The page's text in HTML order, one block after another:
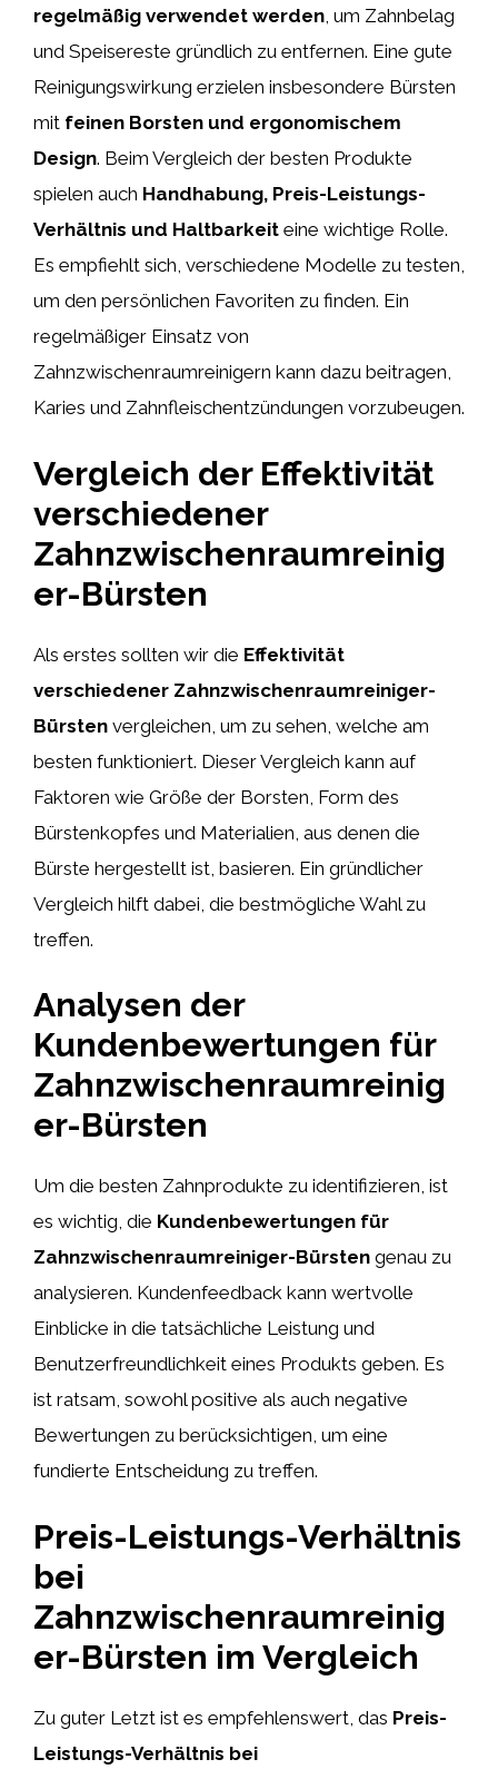
regelmäßig verwendet werden, um Zahnbelag
und Speisereste gründlich zu entfernen. Eine gute
Reinigungswirkung erzielen insbesondere Bürsten
mit feinen Borsten und ergonomischem
Design. Beim Vergleich der besten Produkte
spielen auch Handhabung, Preis-Leistungs-
Verhältnis und Haltbarkeit eine wichtige Rolle.
Es empfiehlt sich, verschiedene Modelle zu testen,
um den persönlichen Favoriten zu finden. Ein
regelmäßiger Einsatz von
Zahnzwischenraumreinigern kann dazu beitragen,
Karies und Zahnfleischentzündungen vorzubeugen.
Vergleich der Effektivität
verschiedener
Zahnzwischenraumreinig
er-Bürsten
Als erstes sollten wir die Effektivität
verschiedener Zahnzwischenraumreiniger-
Bürsten vergleichen, um zu sehen, welche am
besten funktioniert. Dieser Vergleich kann auf
Faktoren wie Größe der Borsten, Form des
Bürstenkopfes und Materialien, aus denen die
Bürste hergestellt ist, basieren. Ein gründlicher
Vergleich hilft dabei, die bestmögliche Wahl zu
treffen.
Analysen der
Kundenbewertungen für
Zahnzwischenraumreinig
er-Bürsten
Um die besten Zahnprodukte zu identifizieren, ist
es wichtig, die Kundenbewertungen für
Zahnzwischenraumreiniger-Bürsten genau zu
analysieren. Kundenfeedback kann wertvolle
Einblicke in die tatsächliche Leistung und
Benutzerfreundlichkeit eines Produkts geben. Es
ist ratsam, sowohl positive als auch negative
Bewertungen zu berücksichtigen, um eine
fundierte Entscheidung zu treffen.
Preis-Leistungs-Verhältnis
bei
Zahnzwischenraumreinig
er-Bürsten im Vergleich
Zu guter Letzt ist es empfehlenswert, das Preis-
Leistungs-Verhältnis bei